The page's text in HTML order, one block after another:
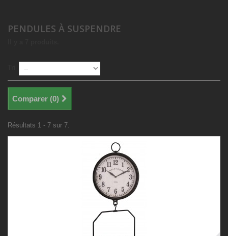
PENDULES À SUSPENDRE
Comparer (0)
Résultats 1 - 7 sur 7.